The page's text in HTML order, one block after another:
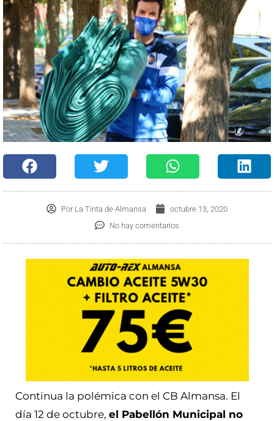
Por La Tinta de Almansa
octubre 13, 2020
No hay comentarios
Continua la polémica con el CB Almansa. El
día 12 de octubre, el Pabellón Municipal no